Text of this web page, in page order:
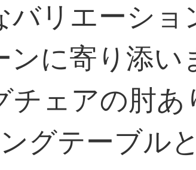
リエーショ
に寄り添い
チェアの肘
グテーブル